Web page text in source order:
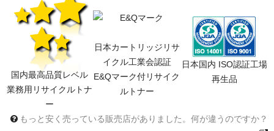
国内最高品質レベル
業務用リサイクルトナ
ー
日本カートリッジリサ
イクル工業会認証
E&Qマーク付リサイク
ルトナー
日本国内 ISO認証工場
再生品
もっと安く売っている販売店がありました。何が違うのですか？